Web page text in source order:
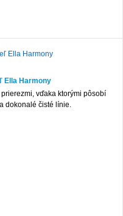
Ella Harmony
vďaka ktorými pôsobí
dokonalé čisté línie.